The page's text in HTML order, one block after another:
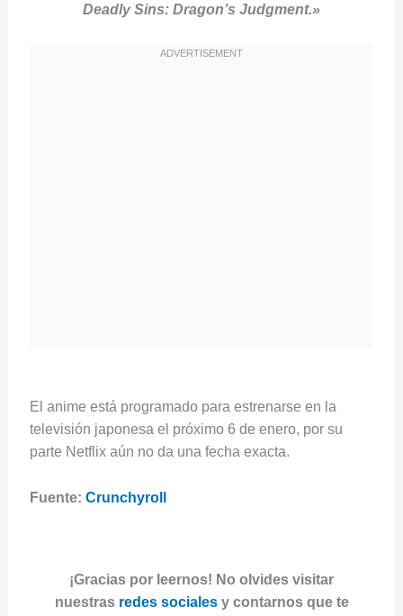
Deadly Sins: Dragon’s Judgment.»
El anime está programado para estrenarse en la
televisión japonesa el próximo 6 de enero, por su
parte Netflix aún no da una fecha exacta.
Fuente: Crunchyroll
¡Gracias por leernos! No olvides visitar
nuestras redes socialesy contarnos que te